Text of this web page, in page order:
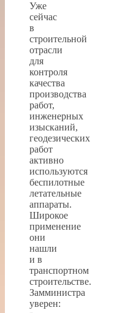
Уже
сейчас
в
строительной
отрасли
для
контроля
качества
производства
работ,
инженерных
изысканий,
геодезических
работ
активно
используются
беспилотные
летательные
аппараты.
Широкое
применение
они
нашли
и в
транспортном
строительстве.
Замминистра
уверен: